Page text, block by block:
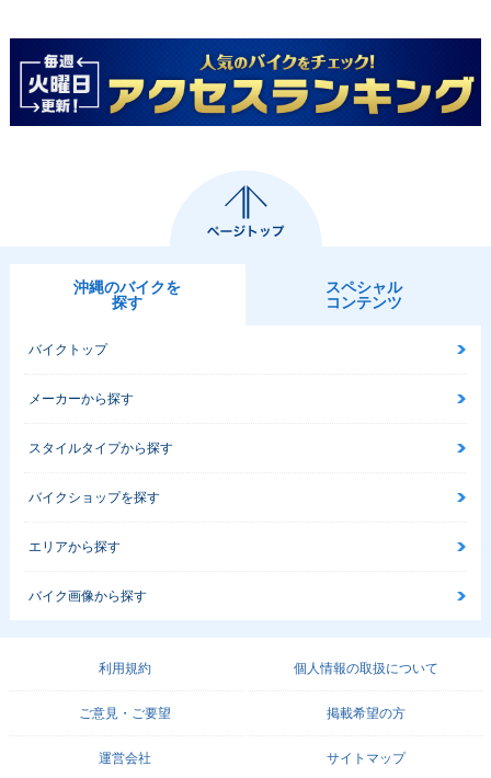
沖縄のバイクを
探す
スペシャル
コンテンツ
バイクトップ
メーカーから探す
スタイルタイプから探す
バイクショップを探す
エリアから探す
バイク画像から探す
利用規約 個人情報の取扱について
ご意見・ご要望 掲載希望の方
運営会社 サイトマップ